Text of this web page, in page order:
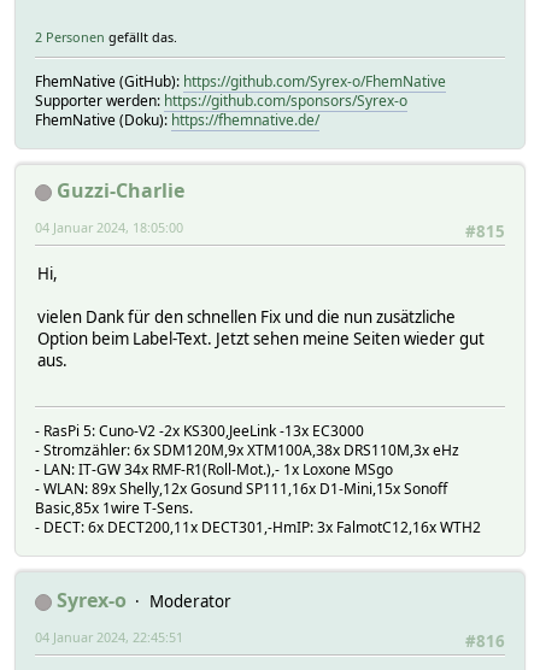
2 Personen gefällt das.
FhemNative (GitHub): https://github.com/Syrex-o/FhemNative
Supporter werden: https://github.com/sponsors/Syrex-o
FhemNative (Doku): https://fhemnative.de/
Guzzi-Charlie
#815
04 Januar 2024, 18:05:00
Hi,
vielen Dank für den schnellen Fix und die nun zusätzliche
Option beim Label-Text. Jetzt sehen meine Seiten wieder gut
aus.
- RasPi 5: Cuno-V2 -2x KS300,JeeLink -13x EC3000
- Stromzähler: 6x SDM120M,9x XTM100A,38x DRS110M,3x eHz
- LAN: IT-GW 34x RMF-R1(Roll-Mot.),- 1x Loxone MSgo
- WLAN: 89x Shelly,12x Gosund SP111,16x D1-Mini,15x Sonoff
Basic,85x 1wire T-Sens.
- DECT: 6x DECT200,11x DECT301,-HmIP: 3x FalmotC12,16x WTH2
Syrex-o
Moderator
#816
04 Januar 2024, 22:45:51